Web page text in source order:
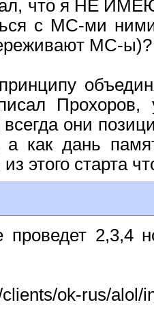
что я НЕ
с МС-ми
МС-ы)?
они
а как дань
этого старта
проведет 2,3,4
ok-rus/alol/